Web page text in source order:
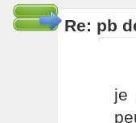
Re: pb
je